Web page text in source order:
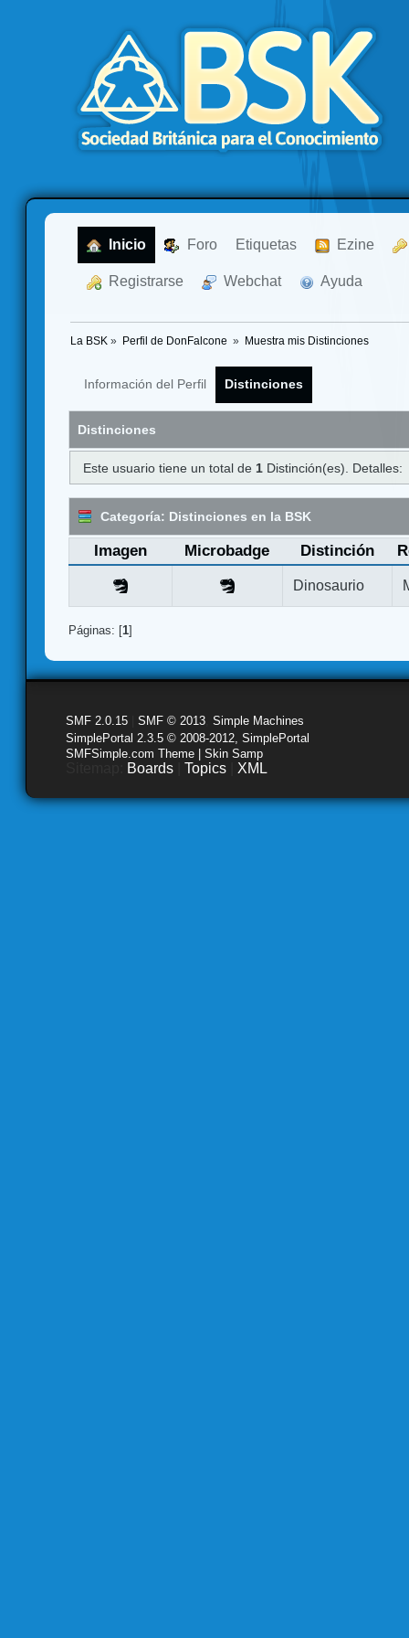
Inicio Foro Etiquetas Ezine
Registrarse Webchat Ayuda
La BSK » Perfil de DonFalcone » Muestra mis Distinciones
Información del Perfil Distinciones
Distinciones
Este usuario tiene un total de 1 Distinción(es). Detalles:
Categoría: Distinciones en la BSK
Imagen Microbadge Distinción
Dinosaurio
Páginas: [1]
SMF 2.0.15 SMF © 2013 Simple Machines
SimplePortal 2.3.5 © 2008-2012, SimplePortal
SMFSimple.com Theme | Skin Samp
Boards Topics XML